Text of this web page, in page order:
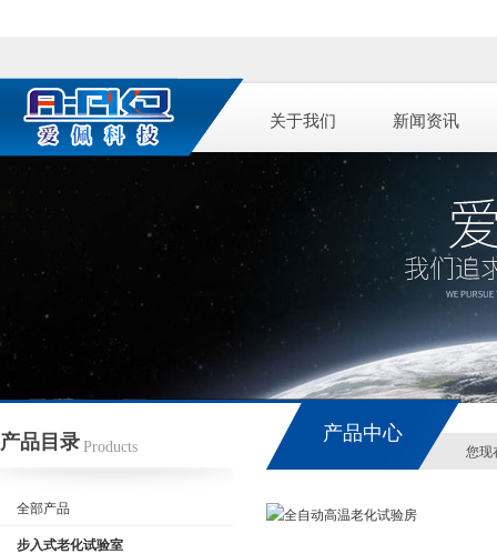
关于我们 新闻资讯
产品目录 Products
全部产品
步入式老化试验室
产品中心
您现